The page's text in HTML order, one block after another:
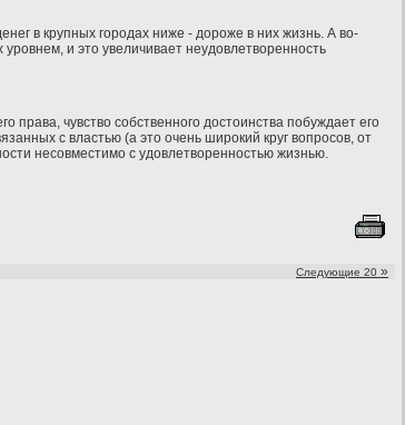
в крупных городах ниже - дороже в них жизнь. А во-
и это увеличивает неудовлетворенность
права, чувство собственного достоинства побуждает его
с властью (а это очень широкий круг вопросов, от
несовместимо с удовлетворенностью жизнью.
Следующие 20 »